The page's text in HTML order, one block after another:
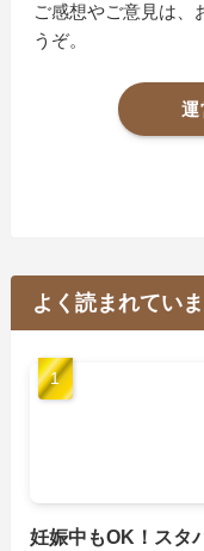
ご感想やご意見は、
うぞ。
運
よく読まれてい
妊娠中もOK！スタ